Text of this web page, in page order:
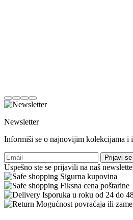
Newsletter
Informiši se o najnovijim kolekcijama i
Prijavi se
Uspešno ste se prijavili na naš
Sigurna kupovina
Fiksna cena poštarine
Isporuka u roku od 24 do
Mogućnost povraćaja ili